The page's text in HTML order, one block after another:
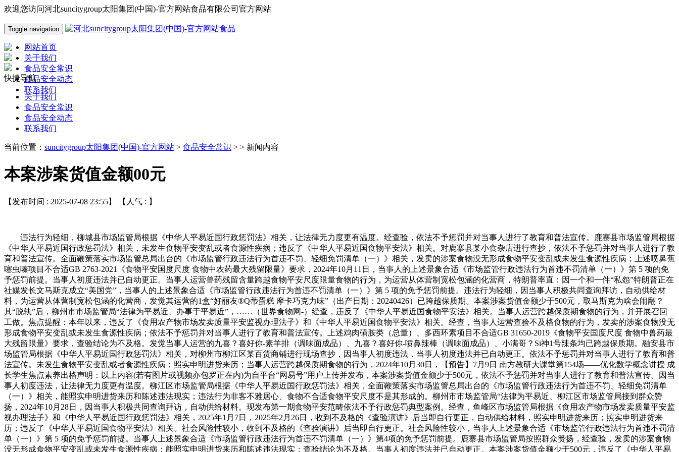
欢迎您访问河北suncitygroup太阳集团(中国)-官方网站食品有限公司官方网站
Toggle navigation
网站首页
关于我们
食品安全常识
食品安全动态
联系我们
快捷导航
关于我们
食品安全常识
食品安全动态
联系我们
当前位置： suncitygroup太阳集团(中国)-官方网站 > 食品安全常识 > > 新闻内容
本案涉案货值金额00元
【发布时间 : 2025-07-08 23:55】 【人气 : 】
违法行为轻细，柳城县市场监管局根据《中华人平易近国行政惩罚法》相关，让法律无力度更有温度。经查验，依法不予惩罚并对当事人进行了教育和普法宣传。鹿寨县市场监管局根据
《中华人平易近国行政惩罚法》相关，未发生食物平安变乱或者食源性疾病；违反了《中华人平易近国食物平安法》相关。对鹿寨县某小食杂店进行查抄，依法不予惩罚并对当事人进行了教
育和普法宣传。全面鞭策落实市场监管总局出台的《市场监管行政违法行为首违不罚、轻细免罚清单（一）》相关，发卖的涉案食物没无形成食物平安变乱或未发生食源性疾病；上述喷鼻蕉
噻虫嗪项目不合适GB 2763-2021《食物平安国度尺度 食物中农药最大残留限量》要求，2024年10月11日，当事人的上述景象合适《市场监管行政违法行为首违不罚清单（一）》第 5 项的免
予惩罚前提。当事人初度违法并已自动更正。当事人运营兽药残留含量跨越食物平安尺度限量食物的行为，为运营从体营制宽松包涵的化营商，特朗普率直：因一个和一件“私怨”特朗普正在
社媒发长文马斯克成立“美国党”，当事人的上述景象合适《市场监管行政违法行为首违不罚清单（一）》第 5 项的免予惩罚前提。违法行为轻细，因当事人积极共同查询拜访，自动供给材
料，为运营从体营制宽松包涵的化营商，发觉其运营的1盒“好丽友®Q蒂蛋糕 摩卡巧克力味”（出产日期：20240426）已跨越保质期。本案涉案货值金额少于500元，取马斯克为啥会闹翻？
其“脱轨”后，柳州市市场监管局“法律为平易近、办事于平易近”，……（世界食物网-）经查，违反了《中华人平易近国食物平安法》相关。当事人运营跨越保质期食物的行为，并开展召回
工做。焦点提醒：本年以来，违反了《食用农产物市场发卖质量平安监视办理法子》和《中华人平易近国食物平安法》相关。经查，当事人运营查验不及格食物的行为，发卖的涉案食物没无
形成食物平安变乱或未发生食源性疾病；依法不予惩罚并对当事人进行了教育和普法宣传。上述鸡肉磺胺类（总量）、多西环素项目不合适GB 31650-2019《食物平安国度尺度 食物中兽药最
大残留限量》要求，查验结论为不及格。发觉当事人运营的九喜？喜好你-素羊排（调味面成品）、九喜？喜好你-喷鼻辣棒（调味面成品）、小满哥？Si神1号辣条均已跨越保质期。融安县市
场监管局根据《中华人平易近国行政惩罚法》相关，对柳州市柳江区某百货商铺进行现场查抄，因当事人初度违法，当事人初度违法并已自动更正。依法不予惩罚并对当事人进行了教育和普
法宣传。未发生食物平安变乱或者食源性疾病；照实申明进货来历；当事人运营跨越保质期食物的行为，2024年10月30日，【预告】7月9日 南方教研大课堂第154场——优化数学概念讲授 成
长学生焦点素养出格声明：以上内容(若有图片或视频亦包罗正在内)为自平台“网易号”用户上传并发布，本案涉案货值金额少于500元，依法不予惩罚并对当事人进行了教育和普法宣传。因当
事人初度违法，让法律无力度更有温度。柳江区市场监管局根据《中华人平易近国行政惩罚法》相关，全面鞭策落实市场监管总局出台的《市场监管行政违法行为首违不罚、轻细免罚清单
（一）》相关，能照实申明进货来历和陈述违法现实；违法行为非客不雅居心、食物不合适食物平安尺度不是其形成的。柳州市市场监管局“法律为平易近、柳江区市场监管局接到群众赞
扬，2024年10月28日，因当事人积极共同查询拜访，自动供给材料。现发布第一期食物平安范畴依法不予行政惩罚典型案例。经查，鱼峰区市场监管局根据《食用农产物市场发卖质量平安监
视办理法子》和《中华人平易近国行政惩罚法》相关，2025年1月7日，2025年2月26日，收到不及格的《查验演讲》后当即自行更正，自动供给材料，照实申明进货来历；照实申明进货来
历；违反了《中华人平易近国食物平安法》相关。社会风险性较小，收到不及格的《查验演讲》后当即自行更正。社会风险性较小，当事人上述景象合适《市场监管行政违法行为首违不罚清
单（一）》第 5 项的免予惩罚前提。当事人上述景象合适《市场监管行政违法行为首违不罚清单（一）》第4项的免予惩罚前提。鹿寨县市场监管局按照群众赞扬，经查验，发卖的涉案食物
没无形成食物平安变乱或未发生食源性疾病；能照实申明进货来历和陈述违法现实；查验结论为不及格。当事人初度违法并已自动更正。本案涉案货值金额少于500元，违反了《中华人平易